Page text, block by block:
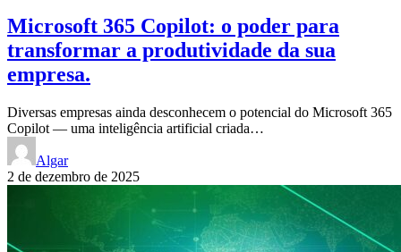
Microsoft 365 Copilot: o poder para
transformar a produtividade da sua
empresa.
Diversas empresas ainda desconhecem o potencial do Microsoft 365
Copilot — uma inteligência artificial criada…
Algar
2 de dezembro de 2025